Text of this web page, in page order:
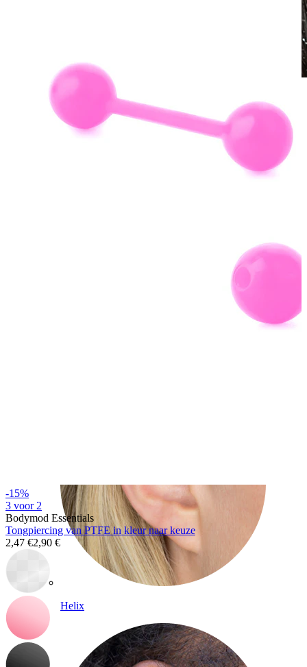
Oor piercings
Helix
-15%
3 voor 2
Bodymod Essentials
Tongpiercing van PTFE in kleur naar keuze
2,47 €2,90 €